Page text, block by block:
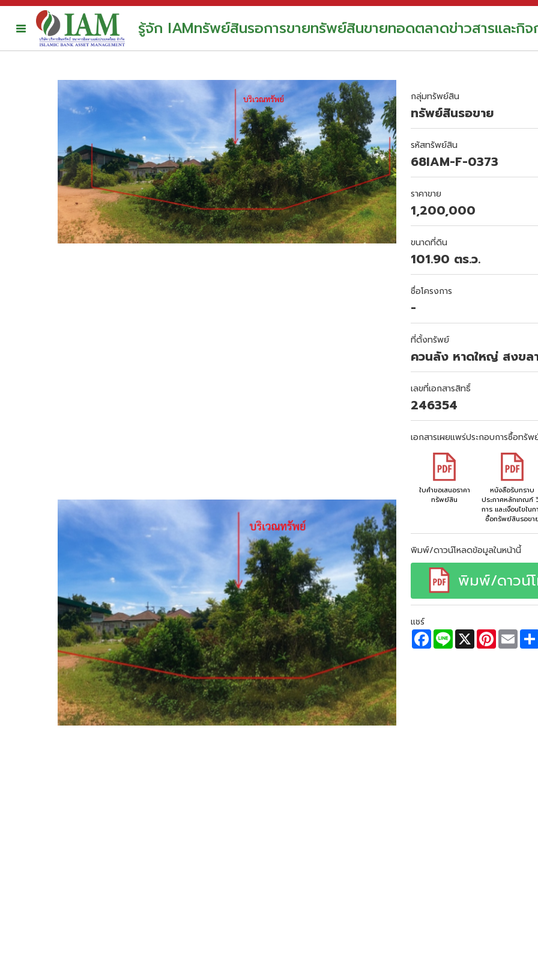
รู้จัก IAMทรัพย์สินรอการขายทรัพย์สินขายทอดตลาดข่าวสารและกิ
กลุ่มทรัพย์สิน
ทรัพย์สินรอขาย
รหัสทรัพย์สิน
68IAM-F-0373
ราคาขาย
1,200,000
ขนาดที่ดิน
101.90 ตร.ว.
ชื่อโครงการ
-
ที่ตั้งทรัพย์
ควนลัง หาดใหญ่ สงขล
เลขที่เอกสารสิทธิ์
246354
เอกสารเผยแพร่ประกอบการซื้อทรัพ
ใบคำขอเสนอราคา
ทรัพย์สิน
หนังสือรับทราบ
ประกาศหลักเกณฑ์
การ และเงื่อนไขในก
ซื้อทรัพย์สินรอขา
พิมพ์/ดาวน์โหลดข้อมูลในหน้านี้
พิมพ์/ดาวน์
แชร์
F
a
c
L
n
X P
n
E
m
a